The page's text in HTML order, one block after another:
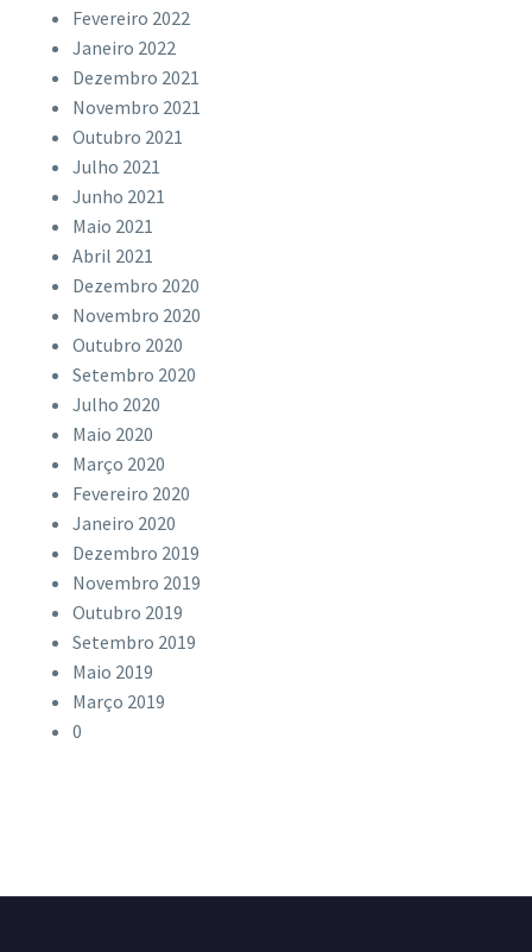
Fevereiro 2022
Janeiro 2022
Dezembro 2021
Novembro 2021
Outubro 2021
Julho 2021
Junho 2021
Maio 2021
Abril 2021
Dezembro 2020
Novembro 2020
Outubro 2020
Setembro 2020
Julho 2020
Maio 2020
Março 2020
Fevereiro 2020
Janeiro 2020
Dezembro 2019
Novembro 2019
Outubro 2019
Setembro 2019
Maio 2019
Março 2019
0